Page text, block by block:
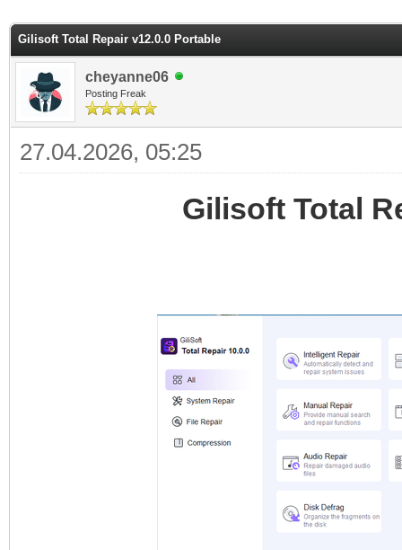
Gilisoft Total Repair v12.0.0 Portable
cheyanne06
Posting Freak
27.04.2026, 05:25
Gilisoft Total